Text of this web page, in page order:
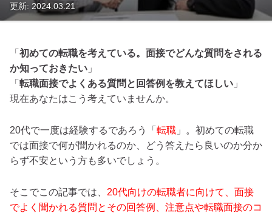
更新: 2024.03.21
「 初めての転職を考えている。面接でどんな質問をされる
か知っておきたい 」
「 転職面接でよくある質問と回答例を教えてほしい 」
現在あなたはこう考えていませんか。
20代で一度は経験するであろう「 転職 」。初めての転職
では面接で何が聞かれるのか、どう答えたら良いのか分か
らず不安という方も多いでしょう。
そこでこの記事では、 20代向けの転職者に向けて、面接
でよく聞かれる質問とその回答例、注意点や転職面接のコ